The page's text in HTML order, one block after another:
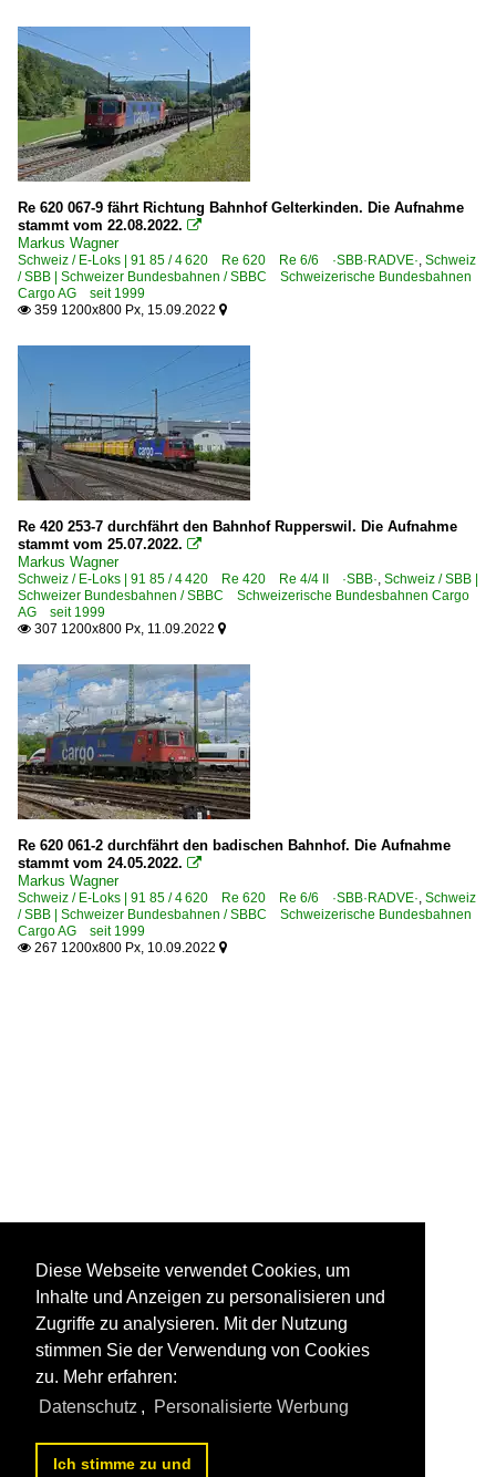
Re 620 067-9 fährt Richtung Bahnhof Gelterkinden. Die Aufnahme
stammt vom 22.08.2022. 
Markus Wagner
Schweiz / E-Loks | 91 85 / 4 620 Re 620 Re 6/6 ·SBB·RADVE·, Schweiz
/ SBB | Schweizer Bundesbahnen / SBBC Schweizerische Bundesbahnen
Cargo AG seit 1999
 359 1200x800 Px, 15.09.2022 
Re 420 253-7 durchfährt den Bahnhof Rupperswil. Die Aufnahme
stammt vom 25.07.2022. 
Markus Wagner
Schweiz / E-Loks | 91 85 / 4 420 Re 420 Re 4/4 II ·SBB·, Schweiz / SBB |
Schweizer Bundesbahnen / SBBC Schweizerische Bundesbahnen Cargo
AG seit 1999
 307 1200x800 Px, 11.09.2022 
Re 620 061-2 durchfährt den badischen Bahnhof. Die Aufnahme
stammt vom 24.05.2022. 
Markus Wagner
Schweiz / E-Loks | 91 85 / 4 620 Re 620 Re 6/6 ·SBB·RADVE·, Schweiz
/ SBB | Schweizer Bundesbahnen / SBBC Schweizerische Bundesbahnen
Cargo AG seit 1999
 267 1200x800 Px, 10.09.2022 
Diese Webseite verwendet Cookies, um
Inhalte und Anzeigen zu personalisieren und
Zugriffe zu analysieren. Mit der Nutzung
stimmen Sie der Verwendung von Cookies
zu. Mehr erfahren:
Datenschutz , Personalisierte Werbung
Ich stimme zu und